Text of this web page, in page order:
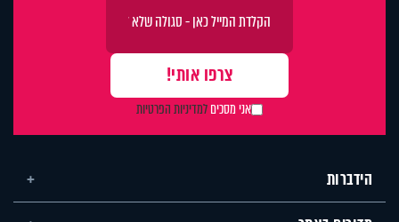
אני מסכיםלמדיניות הפרטיות
הידברות